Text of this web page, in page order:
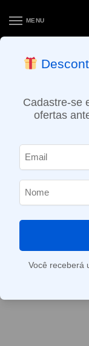
MENU
ENTREGA NO
Cadastre-se
ofertas
Você receberá